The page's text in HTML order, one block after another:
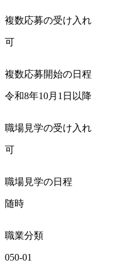
複数応募の受け入れ
可
複数応募開始の日程
令和8年10月1日以降
職場見学の受け入れ
可
職場見学の日程
随時
職業分類
050-01